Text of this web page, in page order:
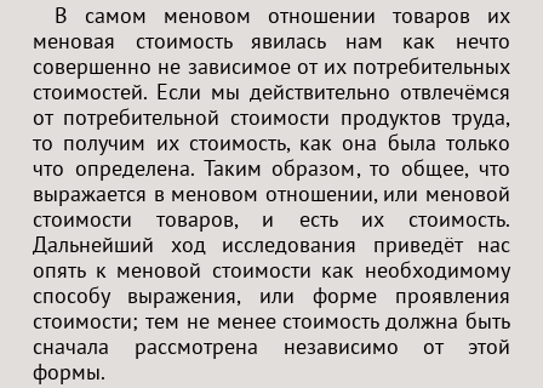
В самом меновом отношении товаров их
меновая стоимость явилась нам как нечто
совершенно не зависимое от их потребительных
стоимостей. Если мы действительно отвлечёмся
от потребительной стоимости продуктов труда,
то получим их стоимость, как она была только
что определена. Таким образом, то общее, что
выражается в меновом отношении, или меновой
стоимости товаров, и есть их стоимость.
Дальнейший ход исследования приведёт нас
опять к меновой стоимости как необходимому
способу выражения, или форме проявления
стоимости; тем не менее стоимость должна быть
сначала рассмотрена независимо от этой
формы.